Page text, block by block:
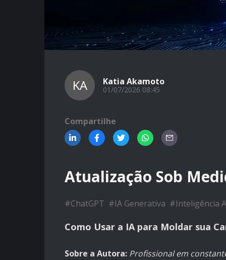
KA Katia Akamoto
01/07/2026 08:45
Compartilhe
Atualização Sob
#ChatGPT #IA Generativa #Inteligência
Como Usar a IA para Moldar sua
Sobre a Autora: Profissional em